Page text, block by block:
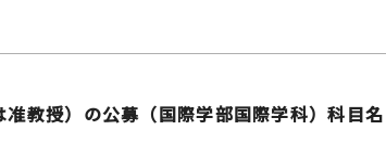
教授）の公募（国際学部国際学科）科目